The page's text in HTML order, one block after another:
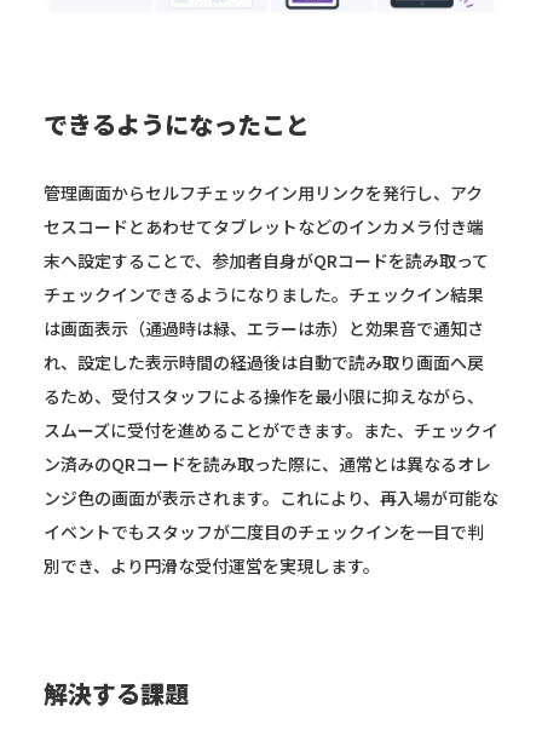
できるようになったこと
管理画面からセルフチェックイン用リンクを発行し、アク
セスコードとあわせてタブレットなどのインカメラ付き端
末へ設定することで、参加者自身がQRコードを読み取って
チェックインできるようになりました。チェックイン結果
は画面表示（通過時は緑、エラーは赤）と効果音で通知さ
れ、設定した表示時間の経過後は自動で読み取り画面へ戻
るため、受付スタッフによる操作を最小限に抑えながら、
スムーズに受付を進めることができます。また、チェックイ
ン済みのQRコードを読み取った際に、通常とは異なるオレ
ンジ色の画面が表示されます。これにより、再入場が可能な
イベントでもスタッフが二度目のチェックインを一目で判
別でき、より円滑な受付運営を実現します。
解決する課題